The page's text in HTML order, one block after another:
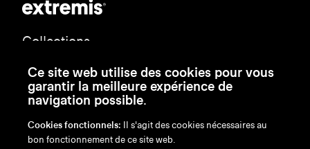
Collections
Références
Articles
À propos
Ce site web utilise des cookies pour vous
garantir la meilleure expérience de
navigation possible.
Cookies fonctionnels: Il s'agit des cookies nécessaires au
bon fonctionnement de ce site web.